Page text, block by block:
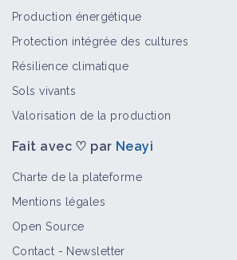
Boarmie sur vigne
Charançon sur vigne
Production énergétique
Protection intégrée des cultures
Résilience climatique
Sols vivants
Valorisation de la production
Fait avec ♡ par Neayi
Charte de la plateforme
Mentions légales
Open Source
Contact - Newsletter